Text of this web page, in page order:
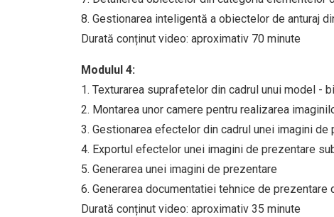
8. Gestionarea inteligentă a obiectelor de anturaj
Durată conținut video: aproximativ 70 minute
Modulul 4:
1. Texturarea suprafetelor din cadrul unui model
2. Montarea unor camere pentru realizarea
3. Gestionarea efectelor din cadrul unei imagini
4. Exportul efectelor unei imagini de prezentare
5. Generarea unei imagini de prezentare
6. Generarea documentatiei tehnice de
Durată conținut video: aproximativ 35 minute